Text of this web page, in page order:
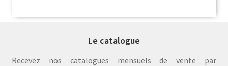
Le catalogue
Recevez nos catalogues mensuels de vente par